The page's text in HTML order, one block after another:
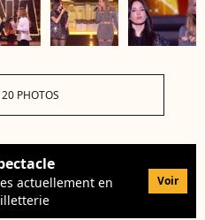
PHOTOS
actuellement en
Voir